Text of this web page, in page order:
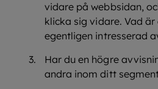
vidare på webbsidan,
klicka sig vidare. Vad
egentligen intresserad
Har du en högre
andra inom ditt